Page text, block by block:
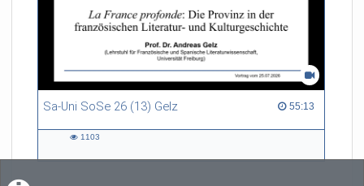
Sa-Uni SoSe 26 (13) Gelz 55:13
55:13 duration
1103